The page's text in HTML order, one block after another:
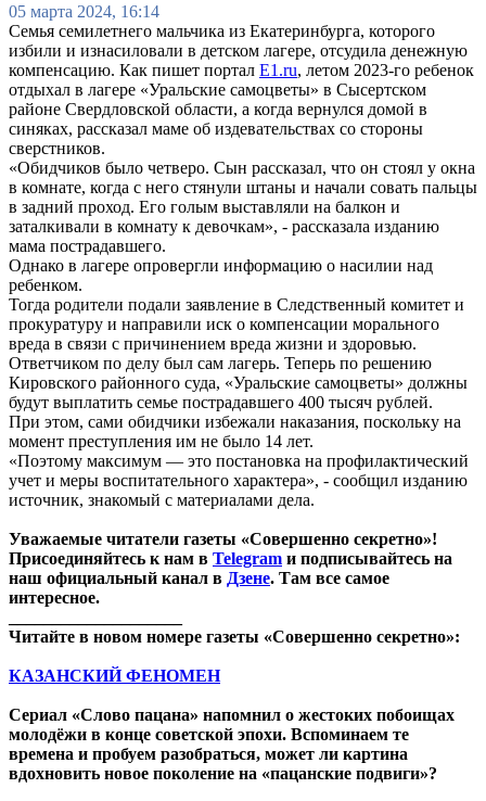
05 марта 2024, 16:14
Семья семилетнего мальчика из Екатеринбурга, которого
избили и изнасиловали в детском лагере, отсудила денежную
компенсацию. Как пишет портал E1.ru, летом 2023-го ребенок
отдыхал в лагере «Уральские самоцветы» в Сысертском
районе Свердловской области, а когда вернулся домой в
синяках, рассказал маме об издевательствах со стороны
сверстников.
«Обидчиков было четверо. Сын рассказал, что он стоял у окна
в комнате, когда с него стянули штаны и начали совать пальцы
в задний проход. Его голым выставляли на балкон и
заталкивали в комнату к девочкам», - рассказала изданию
мама пострадавшего.
Однако в лагере опровергли информацию о насилии над
ребенком.
Тогда родители подали заявление в Следственный комитет и
прокуратуру и направили иск о компенсации морального
вреда в связи с причинением вреда жизни и здоровью.
Ответчиком по делу был сам лагерь. Теперь по решению
Кировского районного суда, «Уральские самоцветы» должны
будут выплатить семье пострадавшего 400 тысяч рублей.
При этом, сами обидчики избежали наказания, поскольку на
момент преступления им не было 14 лет.
«Поэтому максимум — это постановка на профилактический
учет и меры воспитательного характера», - сообщил изданию
источник, знакомый с материалами дела.
Уважаемые читатели газеты «Совершенно секретно»!
Присоединяйтесь к нам в Telegram и подписывайтесь на
наш официальный канал в Дзене. Там все самое
интересное.
Читайте в новом номере газеты «Совершенно секретно»:
КАЗАНСКИЙ ФЕНОМЕН
Сериал «Слово пацана» напомнил о жестоких побоищах
молодёжи в конце советской эпохи. Вспоминаем те
времена и пробуем разобраться, может ли картина
вдохновить новое поколение на «пацанские подвиги»?